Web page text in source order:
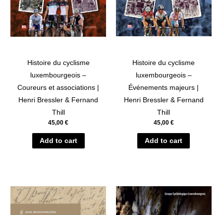
Histoire du cyclisme
luxembourgeois –
Coureurs et associations |
Henri Bressler & Fernand
Thill
45,00€
Add to cart
Histoire du cyclisme
luxembourgeois –
Événements majeurs |
Henri Bressler & Fernand
Thill
45,00 €
Add to cart